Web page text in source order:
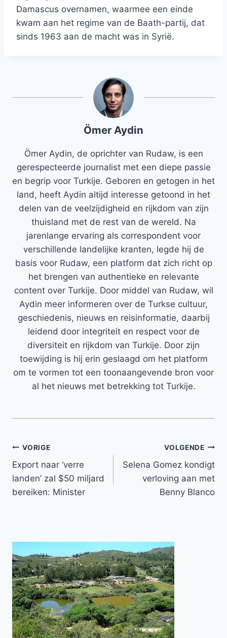
Damascus overnamen, waarmee een einde
kwam aan het regime van de Baath-partij, dat
sinds 1963 aan de macht was in Syrië.
Ömer Aydin
Ömer Aydin, de oprichter van Rudaw, is een
gerespecteerde journalist met een diepe passie
en begrip voor Turkije. Geboren en getogen in het
land, heeft Aydin altijd interesse getoond in het
delen van de veelzijdigheid en rijkdom van zijn
thuisland met de rest van de wereld. Na
jarenlange ervaring als correspondent voor
verschillende landelijke kranten, legde hij de
basis voor Rudaw, een platform dat zich richt op
het brengen van authentieke en relevante
content over Turkije. Door middel van Rudaw, wil
Aydin meer informeren over de Turkse cultuur,
geschiedenis, nieuws en reisinformatie, daarbij
leidend door integriteit en respect voor de
diversiteit en rijkdom van Turkije. Door zijn
toewijding is hij erin geslaagd om het platform
om te vormen tot een toonaangevende bron voor
al het nieuws met betrekking tot Turkije.
Bericht
navigatie
VORIGE
Export naar ‘verre
landen’ zal $50 miljard
bereiken: Minister
VOLGENDE
Selena Gomez kondigt
verloving aan met
Benny Blanco